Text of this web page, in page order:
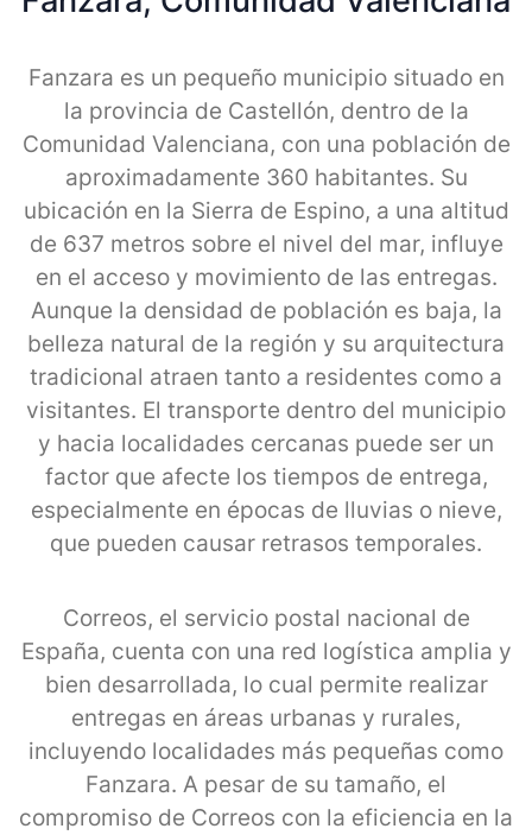
Fanzara es un pequeño municipio situado en
la provincia de Castellón, dentro de la
Comunidad Valenciana, con una población de
aproximadamente 360 habitantes. Su
ubicación en la Sierra de Espino, a una altitud
de 637 metros sobre el nivel del mar, influye
en el acceso y movimiento de las entregas.
Aunque la densidad de población es baja, la
belleza natural de la región y su arquitectura
tradicional atraen tanto a residentes como a
visitantes. El transporte dentro del municipio
y hacia localidades cercanas puede ser un
factor que afecte los tiempos de entrega,
especialmente en épocas de lluvias o nieve,
que pueden causar retrasos temporales.
Correos, el servicio postal nacional de
España, cuenta con una red logística amplia y
bien desarrollada, lo cual permite realizar
entregas en áreas urbanas y rurales,
incluyendo localidades más pequeñas como
Fanzara. A pesar de su tamaño, el
compromiso de Correos con la eficiencia en la